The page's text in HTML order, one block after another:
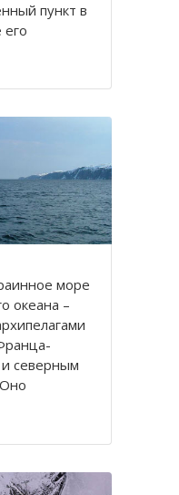
пункт в
его
в
море
океана –
северным
1424